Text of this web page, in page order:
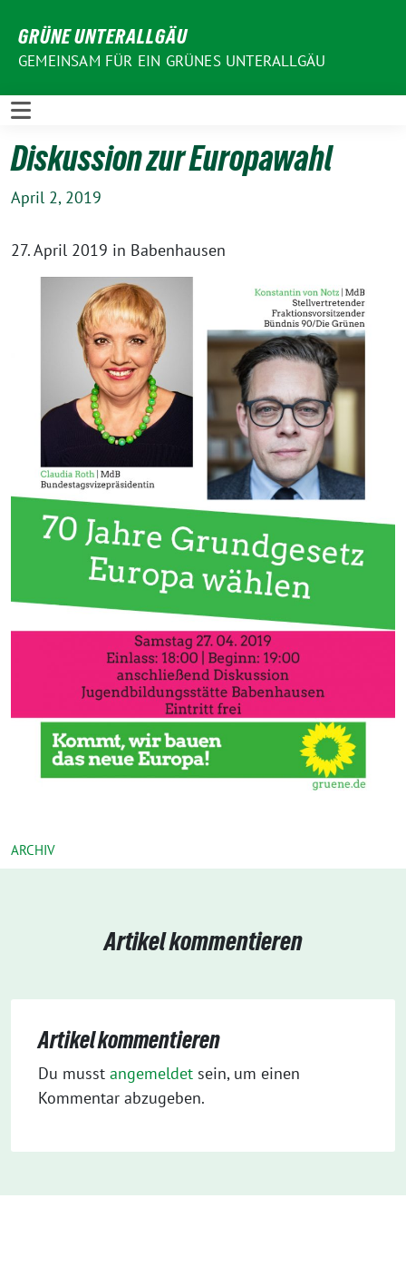
zum
Inhalt
GRÜNE UNTERALLGÄU
GEMEINSAM FÜR EIN GRÜNES UNTERALLGÄU
Diskussion zur Europawahl
April 2, 2019
27. April 2019 in Babenhausen
ARCHIV
Artikel kommentieren
Artikel kommentieren
Du musst angemeldet sein, um einen
Kommentar abzugeben.